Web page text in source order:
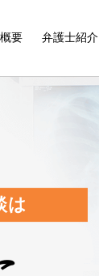
要 弁護士紹介
は